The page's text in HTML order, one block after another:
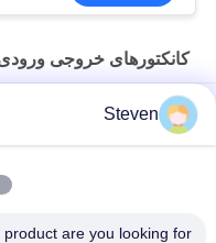
کانکتورهای خروجی
100V مقاومت ولتاژSteven
are you looking for?